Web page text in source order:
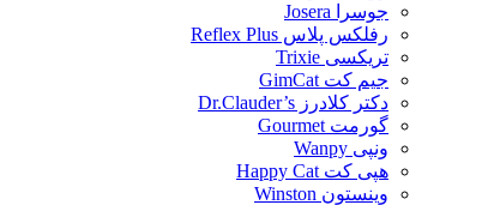
جوسرا Josera
رفلکس پلاس Reflex Plus
تریکسی Trixie
جیم کت GimCat
دکتر کلادرز Dr.Clauder’s
گورمت Gourmet
ونپی Wanpy
هپی کت Happy Cat
وینستون Winston